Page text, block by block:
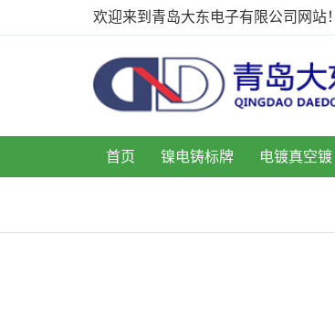
欢迎来到青岛大东电子有限公司网站！
首页 镍电铸标牌 电镀真空镀